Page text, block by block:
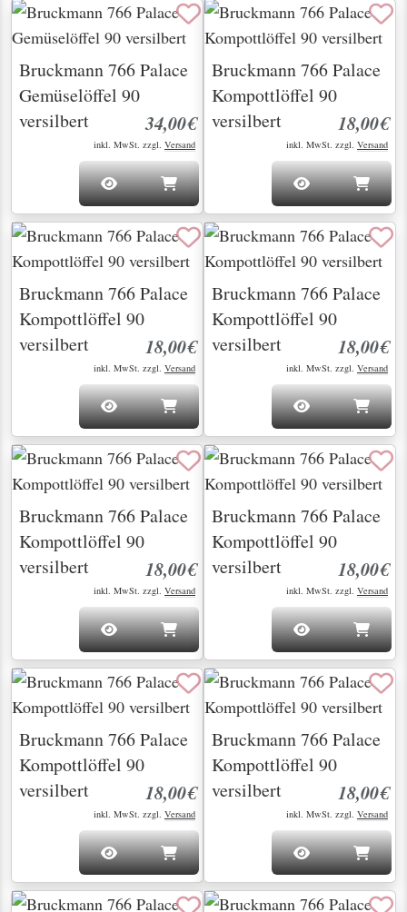
Bruckmann 766 Palace
Gemüselöffel 90
versilbert
34,00€
inkl. MwSt. zzgl. Versand
Bruckmann 766 Palace
Kompottlöffel 90
versilbert
18,00€
inkl. MwSt. zzgl. Versand
Bruckmann 766 Palace
Kompottlöffel 90
versilbert
18,00€
inkl. MwSt. zzgl. Versand
Bruckmann 766 Palace
Kompottlöffel 90
versilbert
18,00€
inkl. MwSt. zzgl. Versand
Bruckmann 766 Palace
Kompottlöffel 90
versilbert
18,00€
inkl. MwSt. zzgl. Versand
Bruckmann 766 Palace
Kompottlöffel 90
versilbert
18,00€
inkl. MwSt. zzgl. Versand
Bruckmann 766 Palace
Kompottlöffel 90
versilbert
18,00€
inkl. MwSt. zzgl. Versand
Bruckmann 766 Palace
Kompottlöffel 90
versilbert
18,00€
inkl. MwSt. zzgl. Versand